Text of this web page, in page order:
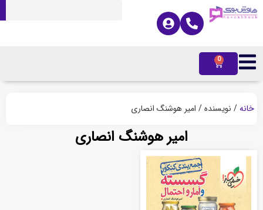
/ نویسنده / امیر هوشنگ انصاری
امیر هوشنگ انصاری